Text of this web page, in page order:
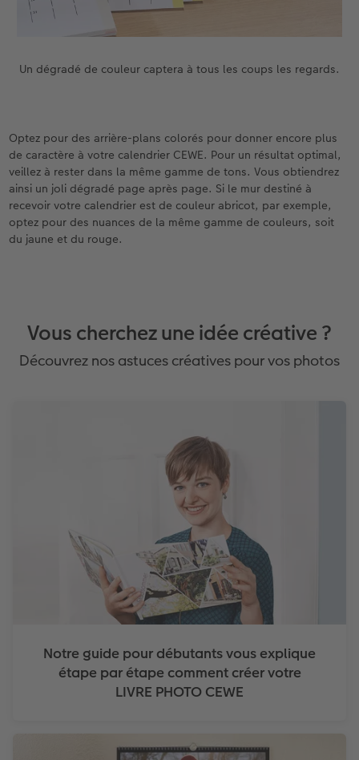
Un dégradé de couleur captera à tous les coups les regards.
Optez pour des arrière-plans colorés pour donner encore plus
de caractère à votre calendrier CEWE. Pour un résultat optimal,
veillez à rester dans la même gamme de tons. Vous obtiendrez
ainsi un joli dégradé page après page. Si le mur destiné à
recevoir votre calendrier est de couleur abricot, par exemple,
optez pour des nuances de la même gamme de couleurs, soit
du jaune et du rouge.
Vous cherchez une idée créative ?
Découvrez nos astuces créatives pour vos photos
Notre guide pour débutants vous explique
étape par étape comment créer votre
LIVRE PHOTO CEWE